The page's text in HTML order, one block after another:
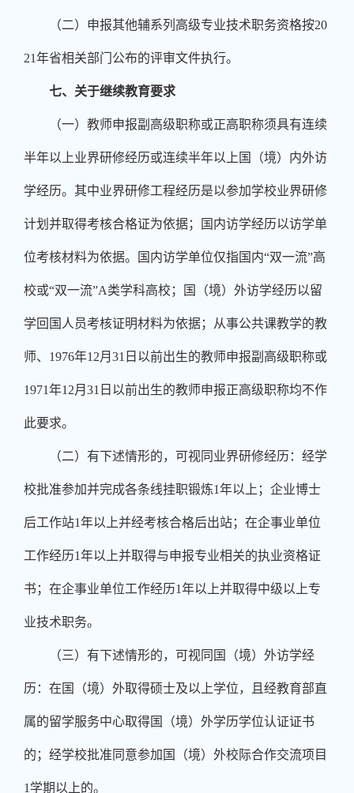
（二）申报其他辅系列高级专业技术职务资格按20
21年省相关部门公布的评审文件执行。
七、关于继续教育要求
（一）教师申报副高级职称或正高职称须具有连续
半年以上业界研修经历或连续半年以上国（境）内外访
学经历。其中业界研修工程经历是以参加学校业界研修
计划并取得考核合格证为依据；国内访学经历以访学单
位考核材料为依据。国内访学单位仅指国内“双一流”高
校或“双一流”A类学科高校；国（境）外访学经历以留
学回国人员考核证明材料为依据；从事公共课教学的教
师、 1976年12月 31 日以前出生的教师申报副高级职称或
1971年12月 31 日以前出生的教师申报正高级职称均不作
此要求。
（二）有下述情形的，可视同业界研修经历：经学
校批准参加并完成各条线挂职锻炼1年以上；企业博士
后工作站1年以上并经考核合格后出站；在企事业单位
工作经历1年以上并取得与申报专业相关的执业资格证
书；在企事业单位工作经历1年以上并取得中级以上专
业技术职务。
（三）有下述情形的，可视同国（境）外访学经
历：在国（境）外取得硕士及以上学位，且经教育部直
属的留学服务中心取得国（境）外学历学位认证证书
的；经学校批准同意参加国（境）外校际合作交流项目
1 学期以上的。